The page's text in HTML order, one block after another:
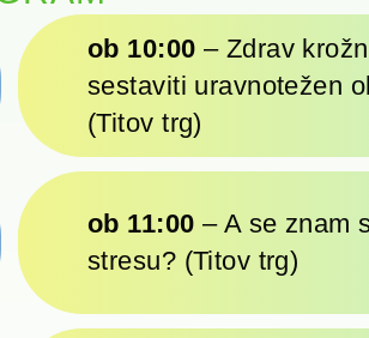
ob 10:00 – Zdrav
sestaviti uravnotežen
(Titov trg)
ob 11:00 – A se znam
stresu? (Titov trg)